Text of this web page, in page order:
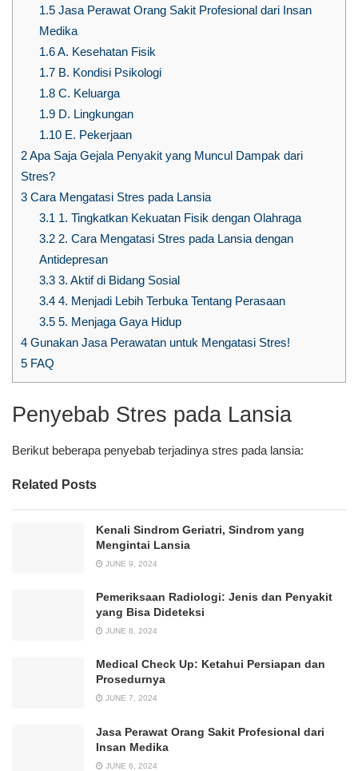
1.5Jasa Perawat Orang Sakit Profesional dari Insan
Medika
1.6A. Kesehatan Fisik
1.7B. Kondisi Psikologi
1.8C. Keluarga
1.9D. Lingkungan
1.10E. Pekerjaan
2Apa Saja Gejala Penyakit yang Muncul Dampak dari
Stres?
3 Cara Mengatasi Stres pada Lansia
3.1 1. Tingkatkan Kekuatan Fisik dengan Olahraga
3.22. Cara Mengatasi Stres pada Lansia dengan
Antidepresan
3.33. Aktif di Bidang Sosial
3.44. Menjadi Lebih Terbuka Tentang Perasaan
3.55. Menjaga Gaya Hidup
4 Gunakan Jasa Perawatan untuk Mengatasi Stres!
5 FAQ
Penyebab Stres pada Lansia
Berikut beberapa penyebab terjadinya stres pada lansia:
Related Posts
Kenali Sindrom Geriatri, Sindrom yang
Mengintai Lansia
JUNE 9, 2024
Pemeriksaan Radiologi: Jenis dan Penyakit
yang Bisa Dideteksi
JUNE 8, 2024
Medical Check Up: Ketahui Persiapan dan
Prosedurnya
JUNE 7, 2024
Jasa Perawat Orang Sakit Profesional dari
Insan Medika
JUNE 6, 2024